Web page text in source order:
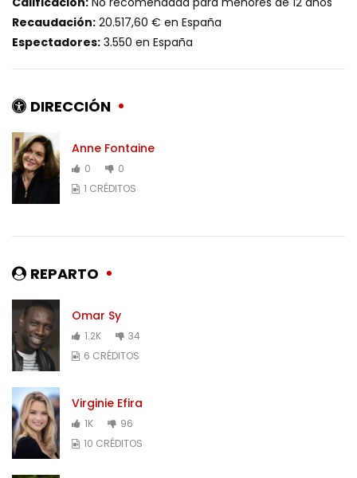
Recaudación: 20.517,60 € en España
Espectadores: 3.550 en España
DIRECCIÓN
Anne Fontaine
0
0
1 CRÉDITOS
REPARTO
Omar Sy
1.2K
34
6 CRÉDITOS
Virginie Efira
1K
96
10 CRÉDITOS